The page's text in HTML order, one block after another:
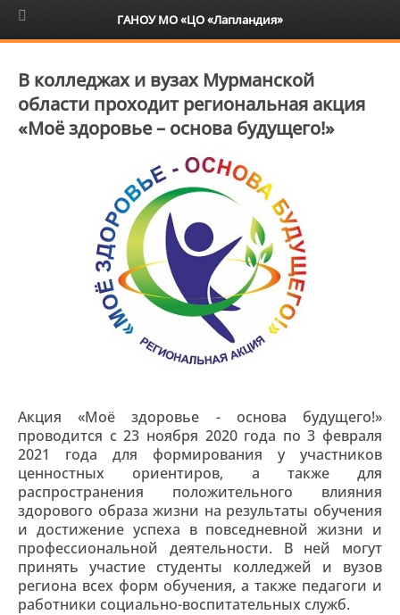
6+
В колледжах и вузах Мурманской
области проходит региональная акция
«Моё здоровье – основа будущего!»
Акция «Моё здоровье - основа будущего!»
проводится с 23 ноября 2020 года по 3 февраля
2021 года для формирования у участников
ценностных ориентиров, а также для
распространения положительного влияния
здорового образа жизни на результаты обучения
и достижение успеха в повседневной жизни и
профессиональной деятельности. В ней могут
принять участие студенты колледжей и вузов
региона всех форм обучения, а также педагоги и
работники социально-воспитательных служб.
ГАНОУ МО «ЦО «Лапландия»